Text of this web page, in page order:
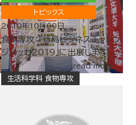
トピックス
2019年10月09日
食物専攻：『徳島ビジネスチャレン
ジメッセ2019』に出展します
read more
生活科学科 食物専攻